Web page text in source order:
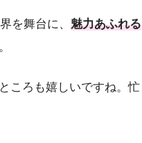
を舞台に、 魅力あふれる
ころも嬉しいですね。忙